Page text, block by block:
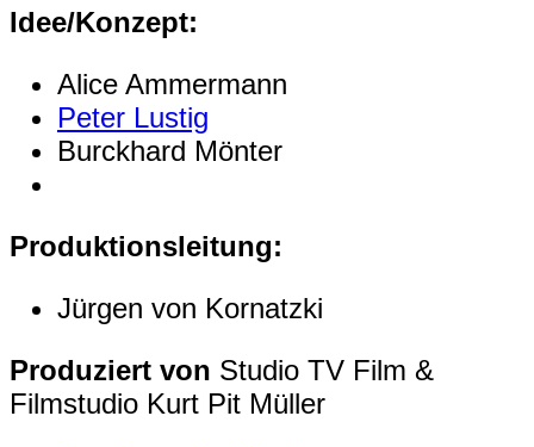
Idee/Konzept:
Alice Ammermann
Peter Lustig
Burckhard Mönter
Produktionsleitung:
Jürgen von Kornatzki
Produziert von Studio TV Film &
Filmstudio Kurt Pit Müller